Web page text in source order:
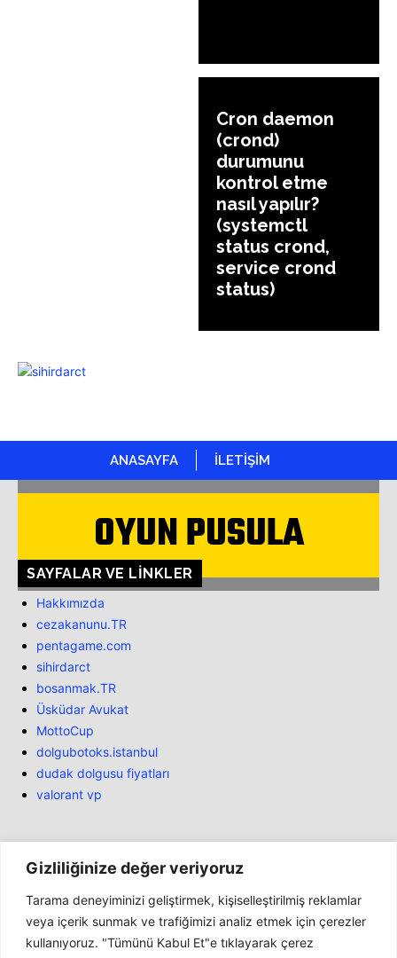
Gizliliğinize değer veriyoruz
Tarama deneyiminizi geliştirmek, kişiselleştirilmiş reklamlar
veya içerik sunmak ve trafiğimizi analiz etmek için çerezler
kullanıyoruz. "Tümünü Kabul Et"e tıklayarak çerez
Cron daemon
(crond)
durumunu
kontrol etme
nasıl yapılır?
(systemctl
status crond,
service crond
status)
ANASAYFA İLETİŞİM
OYUN PUSULA
SAYFALAR VE LINKLER
Hakkımızda
cezakanunu.TR
pentagame.com
sihirdarct
bosanmak.TR
Üsküdar Avukat
MottoCup
dolgubotoks.istanbul
dudak dolgusu fiyatları
valorant vp
Bülten
Haber